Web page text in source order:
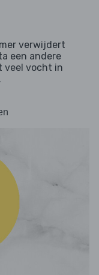
verwijdert
een andere
veel vocht in